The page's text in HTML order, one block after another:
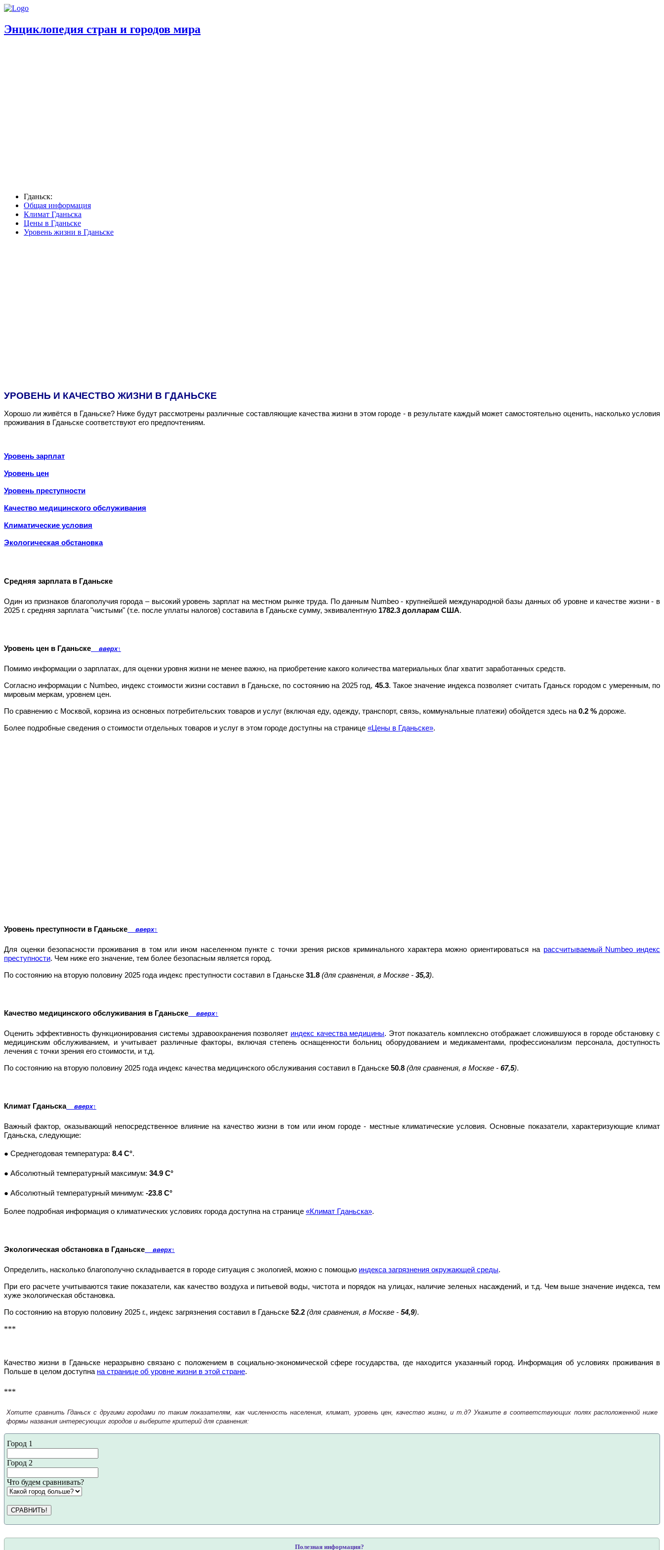
Энциклопедия стран и городов мира
Гданьск:
Общая информация
Климат Гданьска
Цены в Гданьске
Уровень жизни в Гданьске
УРОВЕНЬ И КАЧЕСТВО ЖИЗНИ В ГДАНЬСКЕ
Хорошо ли живётся в Гданьске? Ниже будут рассмотрены различные составляющие качества жизни в этом городе - в результате каждый может самостоятельно оценить, насколько условия
проживания в Гданьске соответствуют его предпочтениям.
Уровень зарплат
Уровень цен
Уровень преступности
Качество медицинского обслуживания
Климатические условия
Экологическая обстановка
Средняя зарплата в Гданьске
Один из признаков благополучия города – высокий уровень зарплат на местном рынке труда. По данным Numbeo - крупнейшей международной базы данных об уровне и качестве жизни - в
2025 г. средняя зарплата "чистыми" (т.е. после уплаты налогов) составила в Гданьске сумму, эквивалентную 1782.3 долларам США.
Уровень цен в Гданьске вверх↑
Помимо информации о зарплатах, для оценки уровня жизни не менее важно, на приобретение какого количества материальных благ хватит заработанных средств.
Согласно информации с Numbeo, индекс стоимости жизни составил в Гданьске, по состоянию на 2025 год, 45.3. Такое значение индекса позволяет считать Гданьск городом с умеренным, по
мировым меркам, уровнем цен.
По сравнению с Москвой, корзина из основных потребительских товаров и услуг (включая еду, одежду, транспорт, связь, коммунальные платежи) обойдется здесь на0.2 % дороже.
Более подробные сведения о стоимости отдельных товаров и услуг в этом городе доступны на странице «Цены в Гданьске».
Уровень преступности в Гданьске вверх↑
Для оценки безопасности проживания в том или ином населенном пункте с точки зрения рисков криминального характера можно ориентироваться на рассчитываемый Numbeo индекс
преступности. Чем ниже его значение, тем более безопасным является город.
По состоянию на вторую половину 2025 года индекс преступности составил в Гданьске 31.8 (для сравнения, в Москве - 35,3).
Качество медицинского обслуживания в Гданьске вверх↑
Оценить эффективность функционирования системы здравоохранения позволяет индекс качества медицины. Этот показатель комплексно отображает сложившуюся в городе обстановку с
медицинским обслуживанием, и учитывает различные факторы, включая степень оснащенности больниц оборудованием и медикаментами, профессионализм персонала, доступность
лечения с точки зрения его стоимости, и т.д.
По состоянию на вторую половину 2025 года индекс качества медицинского обслуживания составил в Гданьске 50.8 (для сравнения, в Москве - 67,5).
Климат Гданьскавверх↑
Важный фактор, оказывающий непосредственное влияние на качество жизни в том или ином городе - местные климатические условия. Основные показатели, характеризующие климат
Гданьска, следующие:
● Среднегодовая температура: 8.4 C°.
● Абсолютный температурный максимум: 34.9 C°
● Абсолютный температурный минимум: -23.8 C°
Более подробная информация о климатических условиях города доступна на странице «Климат Гданьска».
Экологическая обстановка в Гданьске вверх↑
Определить, насколько благополучно складывается в городе ситуация с экологией, можно с помощью индекса загрязнения окружающей среды.
При его расчете учитываются такие показатели, как качество воздуха и питьевой воды, чистота и порядок на улицах, наличие зеленых насаждений, и т.д. Чем выше значение индекса, тем
хуже экологическая обстановка.
По состоянию на вторую половину 2025 г., индекс загрязнения составил в Гданьске 52.2 (для сравнения, в Москве - 54,9).
***
Качество жизни в Гданьске неразрывно связано с положением в социально-экономической сфере государства, где находится указанный город. Информация об условиях проживания в
Польше в целом доступна на странице об уровне жизни в этой стране.
***
Хотите сравнить Гданьск с другими городами по таким показателям, как численность населения, климат, уровень цен, качество жизни, и т.д? Укажите в соответствующих полях расположенной ниже
формы названия интересующих городов и выберите критерий для сравнения:
Город 1
Город 2
Что будем сравнивать?
СРАВНИТЬ!
Полезная информация?